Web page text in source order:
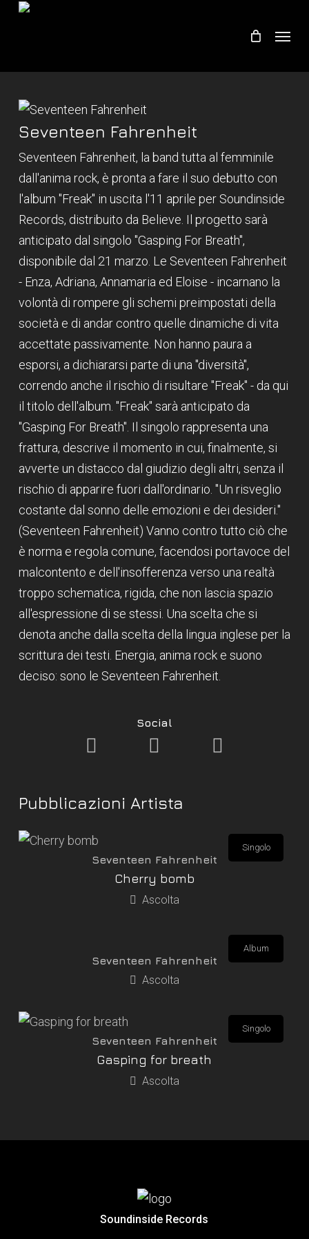
Skip
content
Seventeen Fahrenheit
Seventeen Fahrenheit, la band tutta al femminile
dall'anima rock, è pronta a fare il suo debutto con
l'album "Freak" in uscita l'11 aprile per Soundinside
Records, distribuito da Believe. Il progetto sarà
anticipato dal singolo "Gasping For Breath",
disponibile dal 21 marzo. Le Seventeen Fahrenheit
- Enza, Adriana, Annamaria ed Eloise - incarnano la
volontà di rompere gli schemi preimpostati della
società e di andar contro quelle dinamiche di vita
accettate passivamente. Non hanno paura a
esporsi, a dichiararsi parte di una "diversità",
correndo anche il rischio di risultare "Freak" - da qui
il titolo dell'album. "Freak" sarà anticipato da
"Gasping For Breath". Il singolo rappresenta una
frattura, descrive il momento in cui, finalmente, si
avverte un distacco dal giudizio degli altri, senza il
rischio di apparire fuori dall'ordinario. "Un risveglio
costante dal sonno delle emozioni e dei desideri."
(Seventeen Fahrenheit) Vanno contro tutto ciò che
è norma e regola comune, facendosi portavoce del
malcontento e dell'insofferenza verso una realtà
troppo schematica, rigida, che non lascia spazio
all'espressione di se stessi. Una scelta che si
denota anche dalla scelta della lingua inglese per la
scrittura dei testi. Energia, anima rock e suono
deciso: sono le Seventeen Fahrenheit.
Social
Pubblicazioni Artista
Singolo
Seventeen Fahrenheit
Cherry bomb
Ascolta
Album
Seventeen Fahrenheit
Ascolta
Singolo
Seventeen Fahrenheit
Gasping for breath
Ascolta
Soundinside Records